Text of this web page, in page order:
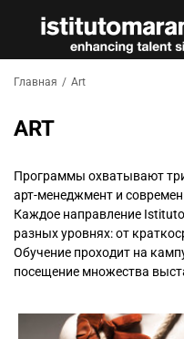
Главная / Art
ART
Программы охватывают
арт-менеджмент и
Каждое направление
разных уровнях: от
Обучение проходит на
посещение множества